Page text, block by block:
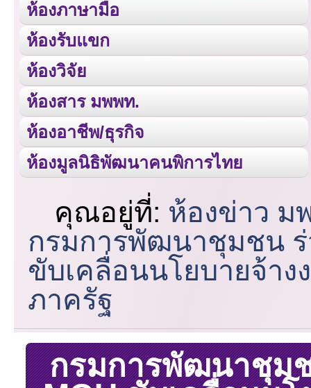
ห้องภาษามือ
ห้องรับแขก
ห้องวิจัย
ห้องสาร มพพท.
ห้องอาชีพ/ธุรกิจ
ห้องมูลนิธิพัฒนาคนพิการไทย
คุณอยู่ที่: ห้องข่าว ม
กรมการพัฒนาชุมชน ร่
ขับเคลื่อนนโยบายจ้า
ภาครัฐ
กรมการพัฒนาชุม